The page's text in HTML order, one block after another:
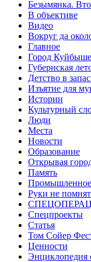
Безымянка.
В объективе
Видео
Вокруг да
Главное
Город
Губернская
Детство в
Изъятие для
Истории
Культурный
Люди
Места
Новости
Образование
Открывая
Память
Промышленное
Руки не
Спецпроекты
Статья
Том Сойер
Ценности
Энциклопедия